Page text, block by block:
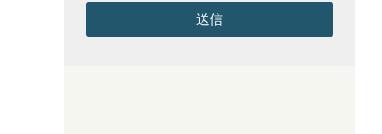
送信